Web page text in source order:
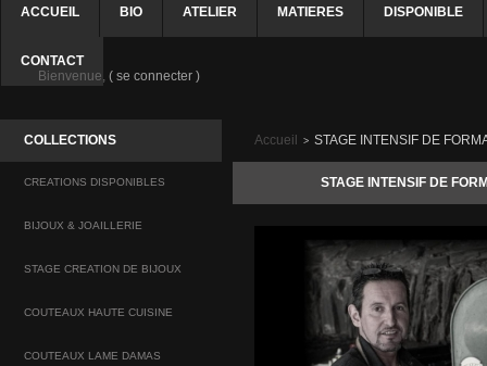
ACCUEIL BIO ATELIER MATIERES DISPONIBLE
CONTACT
Bienvenue, ( se connecter )
COLLECTIONS
CREATIONS DISPONIBLES
BIJOUX & JOAILLERIE
STAGE CREATION DE BIJOUX
COUTEAUX HAUTE CUISINE
COUTEAUX LAME DAMAS
Accueil > STAGE INTENSIF DE
STAGE INTENSIF DE